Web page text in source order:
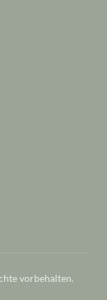
vorbehalten.